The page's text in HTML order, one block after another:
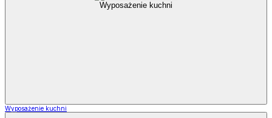
Wyposażenie kuchni
Wyposażenie kuchni